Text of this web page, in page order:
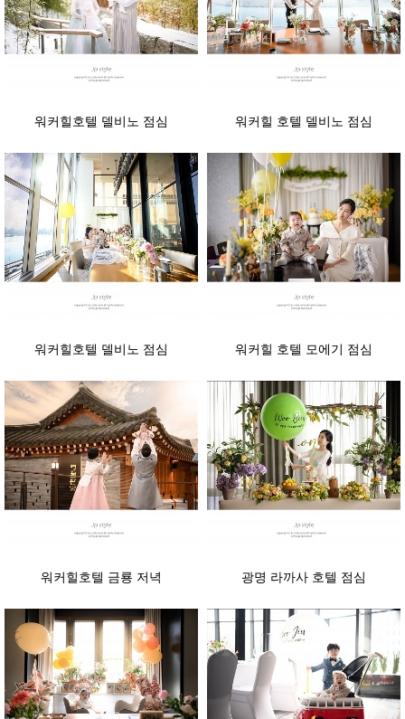
워커힐호텔 델비노 점심 워커힐 호텔 델비노 점심
워커힐호텔 델비노 점심 워커힐 호텔 모에기 점심
워커힐호텔 금룡 저녁 광명 라까사 호텔 점심